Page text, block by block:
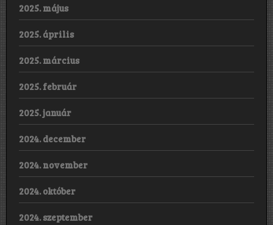
2025. május
2025. április
2025. március
2025. február
2025. január
2024. december
2024. november
2024. október
2024. szeptember